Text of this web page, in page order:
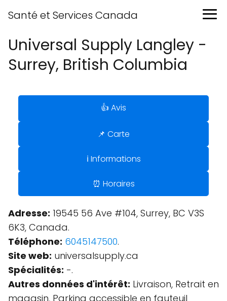
Santé et Services Canada
Universal Supply Langley -
Surrey, British Columbia
👍 Avis
📌 Carte
ℹ️ Informations
⏰ Horaires
Adresse: 19545 56 Ave #104, Surrey, BC V3S
6K3, Canada.
Téléphone: 6045147500.
Site web: universalsupply.ca
Spécialités: -.
Autres données d'intérêt: Livraison, Retrait en
magasin, Parking accessible en fauteuil